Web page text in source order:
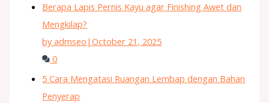
Berapa Lapis Pernis Kayu agar Finishing Awet dan
Mengkilap?
by admseo |October 21, 2025
0
5 Cara Mengatasi Ruangan Lembap dengan Bahan
Penyerap